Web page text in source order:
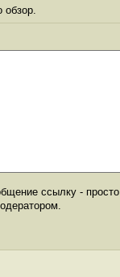
обзор.
ссылку - просто